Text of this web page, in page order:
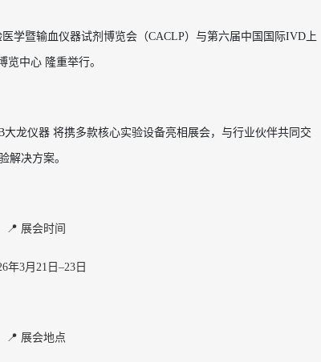
学暨输血仪器试剂博览会（CACLP）与第六届中国国际IVD上
览中心 隆重举行。
大龙仪器 将携多款核心实验设备亮相展会，与行业伙伴共同交
解决方案。
📍 展会时间
年3月21日–23日
📍 展会地点